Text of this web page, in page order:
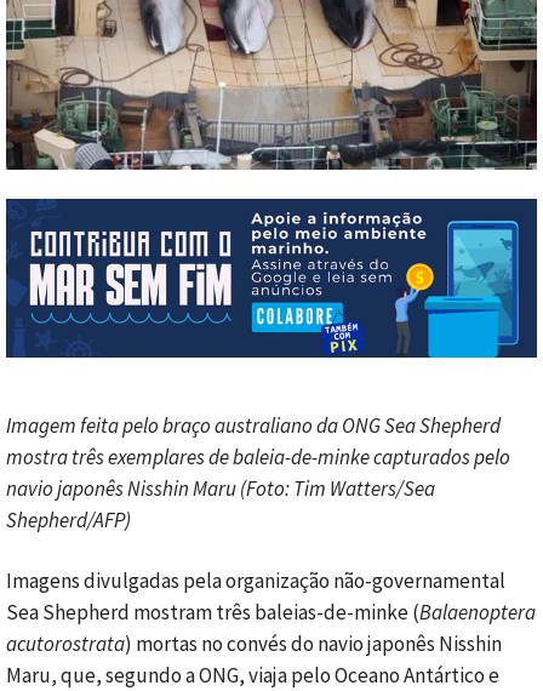
Imagem feita pelo braço australiano da ONG Sea Shepherd
mostra três exemplares de baleia-de-minke capturados pelo
navio japonês Nisshin Maru (Foto: Tim Watters/Sea
Shepherd/AFP)
Imagens divulgadas pela organização não-governamental
Sea Shepherd mostram três baleias-de-minke (Balaenoptera
acutorostrata) mortas no convés do navio japonês Nisshin
Maru, que, segundo a ONG, viaja pelo Oceano Antártico e